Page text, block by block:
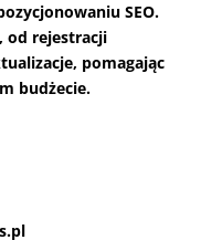
SEO.
od rejestracji
pomagając
budżecie.